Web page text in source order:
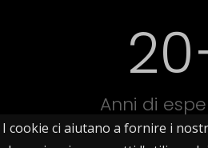
I cookie ci aiutano a fornire i
20
Anni di